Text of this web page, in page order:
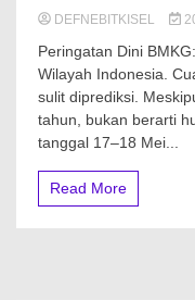
DEFNEBITKISEL
Peringatan Dini
Wilayah Indonesia.
sulit diprediksi.
tahun, bukan berarti
tanggal 17–18 Mei...
Read More